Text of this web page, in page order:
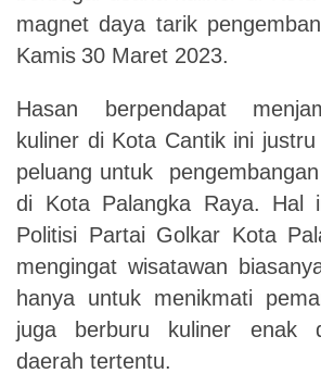
magnet daya tarik
Kamis 30 Maret 2023.
Hasan berpendapat
kuliner di Kota Cantik ini
peluang untuk
di Kota Palangka Raya.
Hal
Politisi Partai Golkar Kota
mengingat wisatawan
hanya untuk menikmati
juga berburu kuliner enak
daerah tertentu.